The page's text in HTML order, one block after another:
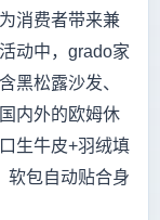
消费者带来兼
动中，grado家
黑松露沙发、
内外的欧姆休
生牛皮+羽绒填
软包自动贴合身